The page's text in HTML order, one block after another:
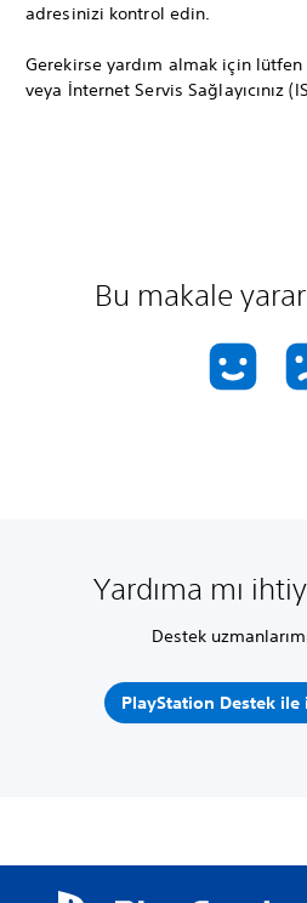
adresinizi kontrol edin.
Gerekirse yardım almak için
veya İnternet Servis Sağlayıcınız
Bu makale
Yardıma mı
Destek
PlayStation Destek